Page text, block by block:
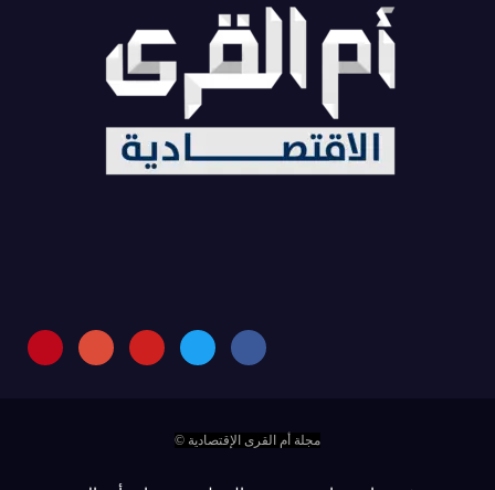
مجلة أم القرى الإقتصادية ©